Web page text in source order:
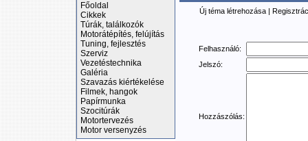
Főoldal
Cikkek
Túrák, találkozók
Motorátépítés, felújítás
Tuning, fejlesztés
Szerviz
Vezetéstechnika
Galéria
Szavazás kiértékelése
Filmek, hangok
Papírmunka
Szocitúrák
Motortervezés
Motor versenyzés
Új téma létrehozása |
Felhasználó:
Jelszó:
Hozzászólás: